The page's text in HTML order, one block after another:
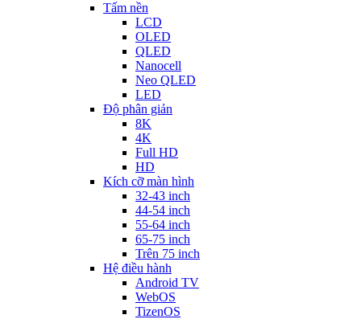
Tấm nền
LCD
OLED
QLED
Nanocell
Neo QLED
LED
Độ phân giản
8K
4K
Full HD
HD
Kích cỡ màn hình
32-43 inch
44-54 inch
55-64 inch
65-75 inch
Trên 75 inch
Hệ điều hành
Android TV
WebOS
TizenOS